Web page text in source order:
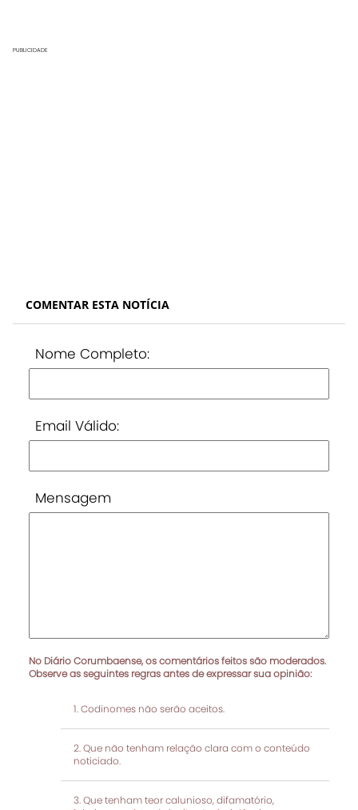
PUBLICIDADE
COMENTAR ESTA NOTÍCIA
Nome Completo:
Email Válido:
Mensagem
No Diário Corumbaense, os comentários feitos são moderados.
Observe as seguintes regras antes de expressar sua opinião:
Codinomes não serão aceitos.
Que não tenham relação clara com o conteúdo
noticiado.
Que tenham teor calunioso, difamatório,